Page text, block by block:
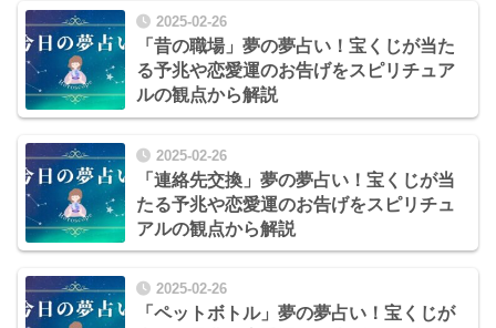
2025-02-26
「昔の職場」夢の夢占い！宝くじが当た
る予兆や恋愛運のお告げをスピリチュア
ルの観点から解説
2025-02-26
「連絡先交換」夢の夢占い！宝くじが当
たる予兆や恋愛運のお告げをスピリチュ
アルの観点から解説
2025-02-26
「ペットボトル」夢の夢占い！宝くじが